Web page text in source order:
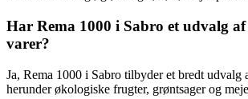
Har Rema 1000 i Sabro et udvalg
varer?
Ja, Rema 1000 i Sabro tilbyder et bredt udvalg
herunder økologiske frugter, grøntsager og